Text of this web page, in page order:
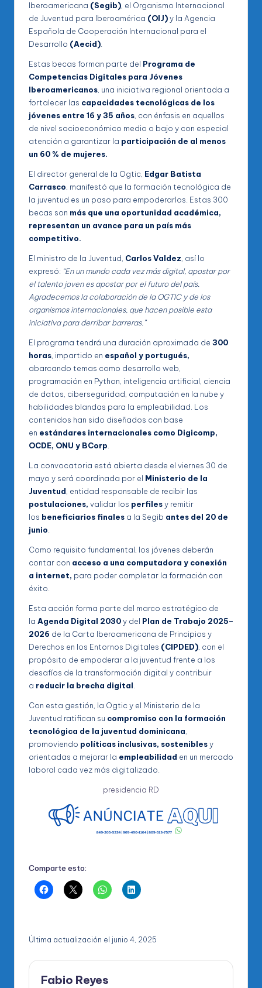
Iberoamericana (Segib), el Organismo Internacional
de Juventud para Iberoamérica (OIJ)y la Agencia
Española de Cooperación Internacional para el
Desarrollo (Aecid).
Estas becas forman parte del Programa de
Competencias Digitales para Jóvenes
Iberoamericanos, una iniciativa regional orientada a
fortalecer las capacidades tecnológicas de los
jóvenes entre 16 y 35 años, con énfasis en aquellos
de nivel socioeconómico medio o bajo y con especial
atención a garantizar la participación de al menos
un 60 % de mujeres.
El director general de la Ogtic, Edgar Batista
Carrasco, manifestó que la formación tecnológica de
la juventud es un paso para empoderarlos. Estas 300
becas son más que una oportunidad académica,
representan un avance para un país más
competitivo.
El ministro de la Juventud, Carlos Valdez, así lo
expresó: “En un mundo cada vez más digital, apostar por
el talento joven es apostar por el futuro del país.
Agradecemos la colaboración de la OGTIC y de los
organismos internacionales, que hacen posible esta
iniciativa para derribar barreras.”
El programa tendrá una duración aproximada de 300
horas, impartido en español y portugués,
abarcando temas como desarrollo web,
programación en Python, inteligencia artificial, ciencia
de datos, ciberseguridad, computación en la nube y
habilidades blandas para la empleabilidad. Los
contenidos han sido diseñados con base
en estándares internacionales como Digicomp,
OCDE, ONU y BCorp.
La convocatoria está abierta desde el viernes 30 de
mayo y será coordinada por el Ministerio de la
Juventud, entidad responsable de recibir las
postulaciones, validar los perfilesy remitir
los beneficiarios finales a la Segib antes del 20 de
junio.
Como requisito fundamental, los jóvenes deberán
contar con acceso a una computadora y conexión
a internet, para poder completar la formación con
éxito.
Esta acción forma parte del marco estratégico de
la Agenda Digital 2030y del Plan de Trabajo 2025–
2026 de la Carta Iberoamericana de Principios y
Derechos en los Entornos Digitales (CIPDED), con el
propósito de empoderar a la juventud frente a los
desafíos de la transformación digital y contribuir
a reducir la brecha digital.
Con esta gestión, la Ogtic y el Ministerio de la
Juventud ratifican su compromiso con la formación
tecnológica de la juventud dominicana,
promoviendo políticas inclusivas, sosteniblesy
orientadas a mejorar la empleabilidad en un mercado
laboral cada vez más digitalizado.
presidencia RD
Comparte esto:
Última actualización el junio 4, 2025
Fabio Reyes